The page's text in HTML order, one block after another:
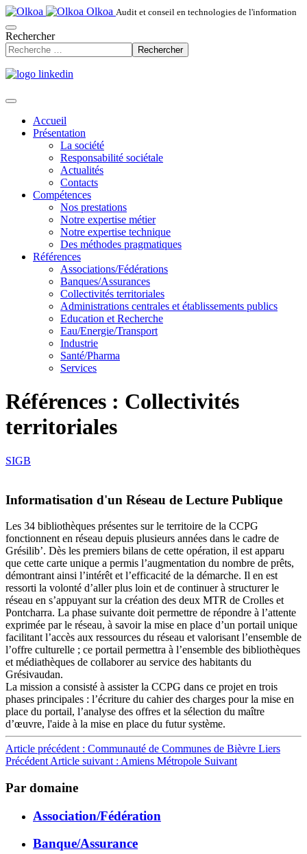
Olkoa Audit et conseil en technologies de l'information
Rechercher
Rechercher
Accueil
Présentation
La société
Responsabilité sociétale
Actualités
Contacts
Compétences
Nos prestations
Notre expertise métier
Notre expertise technique
Des méthodes pragmatiques
Références
Associations/Fédérations
Banques/Assurances
Collectivités territoriales
Administrations centrales et établissements publics
Education et Recherche
Eau/Energie/Transport
Industrie
Santé/Pharma
Services
Références : Collectivités
territoriales
SIGB
Informatisation d'un Réseau de Lecture Publique
Les 34 bibliothèques présentes sur le territoire de la CCPG
fonctionnent en réseau depuis plusieurs années dans le cadre de
Grésilib’. Dès les premiers bilans de cette opération, il est apparu
que cette carte unique a permis l’augmentation du nombre de prêts,
démontrant ainsi l’intérêt et l’efficacité de la démarche. Il en est
ressorti la volonté d’aller plus loin et de continuer à structurer le
réseau en s’appuyant sur la création des deux MTR de Crolles et
Pontcharra. La phase suivante doit permettre de répondre à l’attente
exprimée par le réseau, à savoir la mise en place d’un portail unique
facilitant l’accès aux ressources du réseau et valorisant l’ensemble de
l’offre culturelle ; ce portail permettra à l’ensemble des bibliothèques
et médiathèques de collaborer au service des habitants du
Grésivaudan.
La mission a consisté à assister la CCPG dans ce projet en trois
phases principales : l’écriture du cahier des charges pour la mise en
place du portail, l’analyse des offres et la sélection du maître
d’œuvre, l'aide à la mise en place du futur système.
Article précédent : Communauté de Communes de Bièvre Liers
Précédent Article suivant : Amiens Métropole Suivant
Par domaine
Association/Fédération
Banque/Assurance